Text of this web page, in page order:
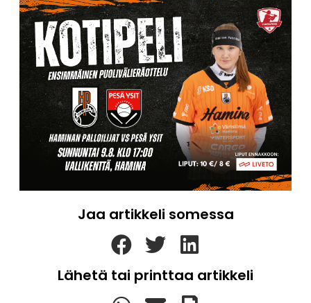
Jaa artikkeli somessa
Lähetä tai printtaa artikkeli